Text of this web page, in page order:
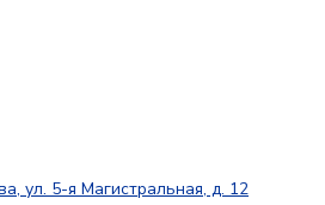
ул. 5-я Магистральная, д. 12